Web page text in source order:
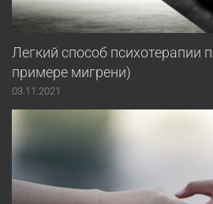
Легкий способ психотерапии
примере мигрени)
03.11.2021